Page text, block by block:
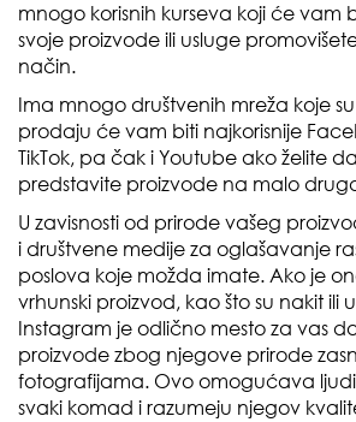
mnogo korisnih kurseva koji će vam
svoje proizvode ili usluge
način.
Ima mnogo društvenih mreža koje
prodaju će vam biti najkorisnije
TikTok, pa čak i Youtube ako želite
predstavite proizvode na malo
U zavisnosti od prirode vašeg
i društvene medije za oglašavanje
poslova koje možda imate. Ako je
vrhunski proizvod, kao što su nakit ili
Instagram je odlično mesto za vas
proizvode zbog njegove prirode
fotografijama. Ovo omogućava
svaki komad i razumeju njegov